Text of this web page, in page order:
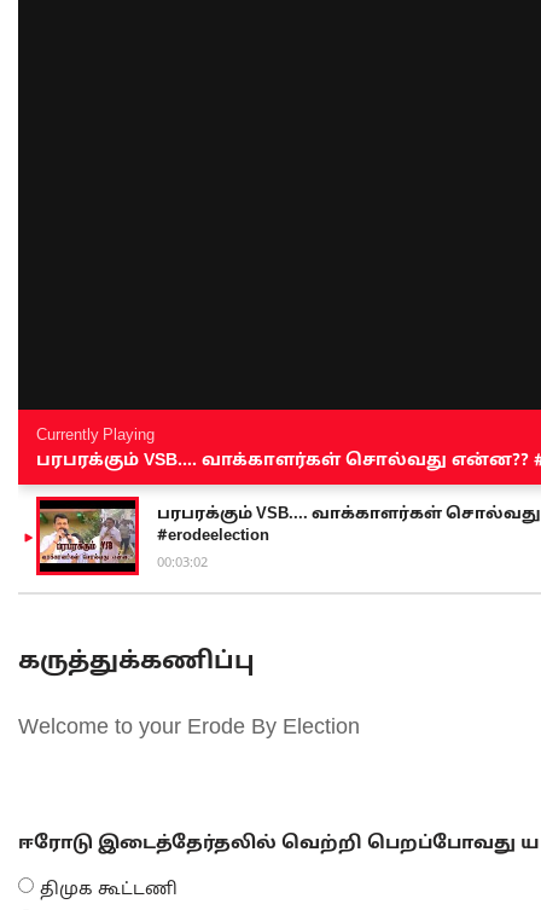
Currently Playing
பரபரக்கும் VSB.... வாக்காளர்கள் சொல்வது என்ன??
பரபரக்கும் VSB.... வாக்காளர்கள் சொல்வது
#erodeelection
00:03:02
கருத்துக்கணிப்பு
Welcome to your Erode By Election
ஈரோடு இடைத்தேர்தலில் வெற்றி பெறப்போவது
திமுக கூட்டணி